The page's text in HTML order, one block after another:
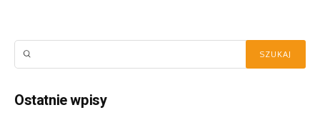
Ostatnie wpisy